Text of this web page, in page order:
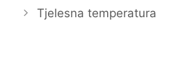
Tjelesna temperatura